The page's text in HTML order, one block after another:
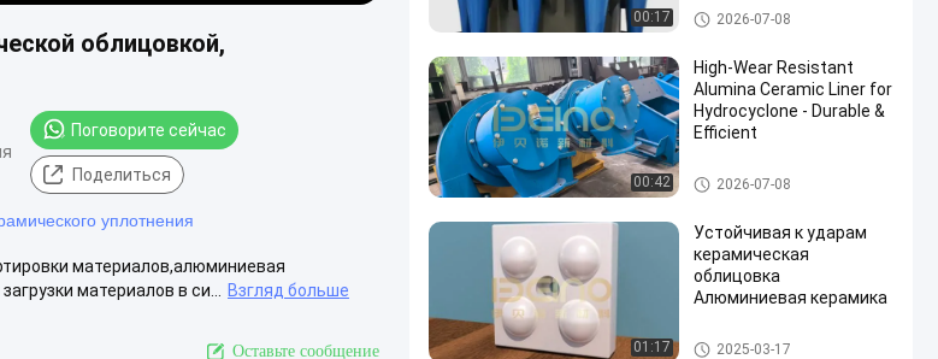
облицовкой,
Поговорите сейчас
Поделиться
уплотнения
материалов,алюминиевая
материалов в си...
Взгляд больше
Оставьте сообщение
00:17
износа
Керамическое выровнянное
оборудование
2026-07-08
00:42
High-Wear Resistant
Alumina Ceramic Liner for
Hydrocyclone - Durable &
Efficient
Керамическое выровнянное
оборудование
2026-07-08
01:17
Устойчивая к ударам
керамическая
облицовка
Алюминиевая керамика
Керамическое выровнянное
2025-03-17